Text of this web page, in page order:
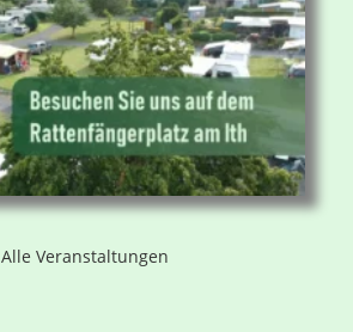
Alle Veranstaltungen